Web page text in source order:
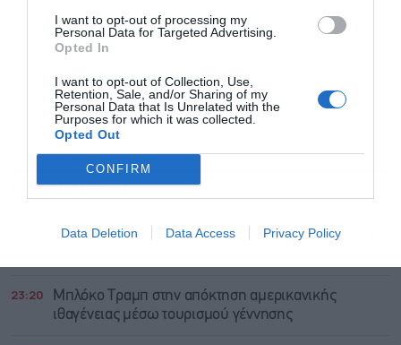
I want to opt-out of processing my
Personal Data for Targeted Advertising.
Opted In
I want to opt-out of Collection, Use,
Retention, Sale, and/or Sharing of my
Personal Data that Is Unrelated with the
Purposes for which it was collected.
Opted Out
CONFIRM
Data Deletion Data Access Privacy Policy
ΡΟΗ ΕΙΔΗΣΕΩΝ ΔΗΜΟΦΙΛΗ
Ιταλία: Βαριά πρόστιμα εκατομμυρίων σε Lime, Bird
23:20
Μπλόκο Τραμπ στην απόκτηση αμερικανικής
ιθαγένειας μέσω τουρισμού γέννησης